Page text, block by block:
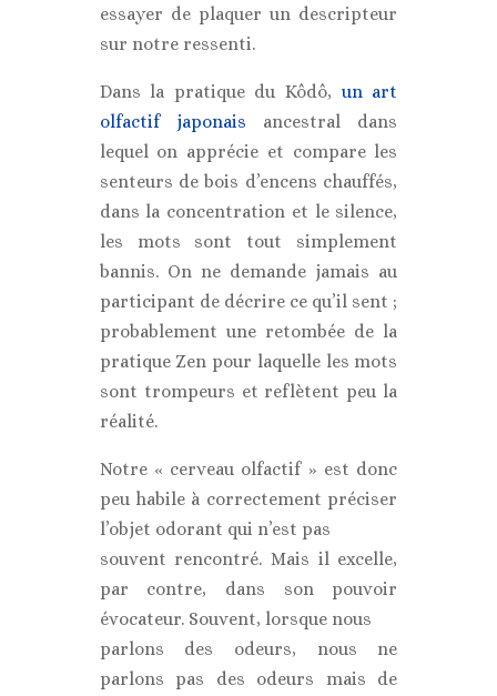
essayer de plaquer un descripteur
sur notre ressenti.
Dans la pratique du Kôdô, un art
olfactif japonais ancestral dans
lequel on apprécie et compare les
senteurs de bois d’encens chauffés,
dans la concentration et le silence,
les mots sont tout simplement
bannis. On ne demande jamais au
participant de décrire ce qu’il sent ;
probablement une retombée de la
pratique Zen pour laquelle les mots
sont trompeurs et reflètent peu la
réalité.
Notre « cerveau olfactif » est donc
peu habile à correctement préciser
l’objet odorant qui n’est pas
souvent rencontré. Mais il excelle,
par contre, dans son pouvoir
évocateur. Souvent, lorsque nous
parlons des odeurs, nous ne
parlons pas des odeurs mais de